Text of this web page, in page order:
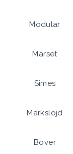
Modular
Marset
Simes
Markslojd
Bover